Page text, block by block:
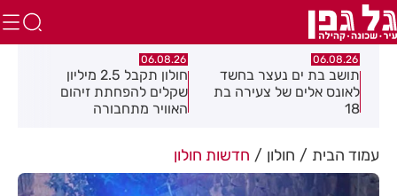
06.08.26
תושב בת ים נעצר בחשד
לאונס אלים של צעירה בת
18
06.08.26
חולון תקבל 2.5 מיליון
שקלים להפחתת זיהום
האוויר מתחבורה
עמוד הבית חולון חדשות חולון